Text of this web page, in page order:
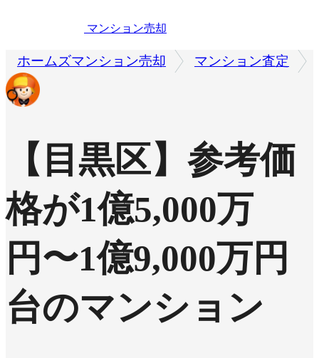
マンション売却
ホームズマンション売却 マンション査定
【目黒区】参考価
格が1億5,000万
円〜1億9,000万円
台のマンション